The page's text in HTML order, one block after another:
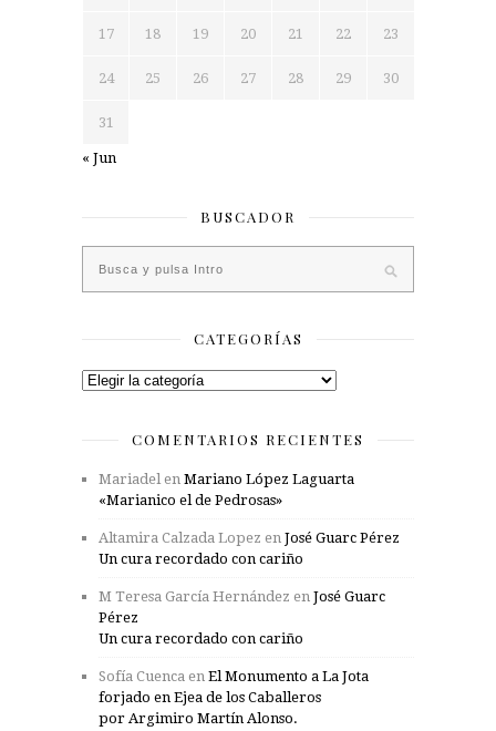
17 18 19 20 21 22 23
24 25 26 27 28 29 30
31
« Jun
BUSCADOR
CATEGORÍAS
Categorías
COMENTARIOS RECIENTES
Mariadelen Mariano López Laguarta
«Marianico el de Pedrosas»
Altamira Calzada Lopez en José Guarc Pérez
Un cura recordado con cariño
M Teresa García Hernández en José Guarc
Pérez
Un cura recordado con cariño
Sofía Cuenca en El Monumento a La Jota
forjado en Ejea de los Caballeros
por Argimiro Martín Alonso.